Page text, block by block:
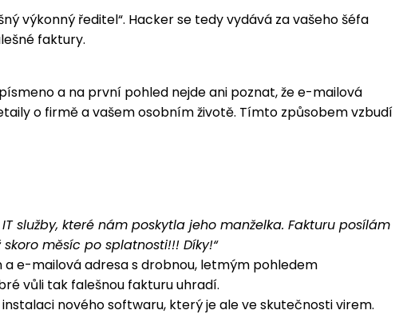
výkonný ředitel“. Hacker se tedy vydává za vašeho šéfa
faktury.
a na první pohled nejde ani poznat, že e-mailová
o firmě a vašem osobním životě. Tímto způsobem vzbudí
služby, které nám poskytla jeho manželka. Fakturu posílám
měsíc po splatnosti!!! Díky!“
e-mailová adresa s drobnou, letmým pohledem
vůli tak falešnou fakturu uhradí.
nového softwaru, který je ale ve skutečnosti virem.